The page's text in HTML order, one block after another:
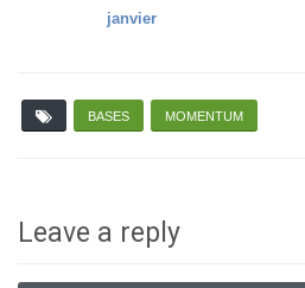
janvier
BASES MOMENTUM
Leave a reply